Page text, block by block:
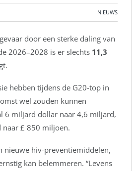
NIEUWS
door een sterke daling van
2026–2028 is er slechts 11,3
hebben tijdens de G20-top in
wel zouden kunnen
6 miljard dollar naar 4,6 miljard,
£ 850 miljoen.
nieuwe hiv-preventiemiddelen,
kan belemmeren. “Levens